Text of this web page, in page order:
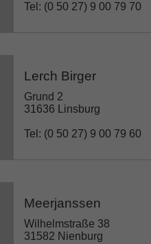
Tel: (0 50 27) 9 00 79 70
Lerch Birger
Grund 2
31636 Linsburg
Tel: (0 50 27) 9 00 79 60
Meerjanssen
Wilhelmstraße 38
31582 Nienburg